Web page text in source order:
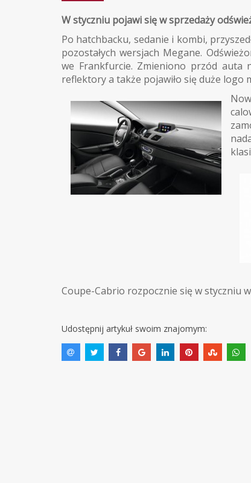
W styczniu pojawi się w sprzedaży
Po hatchbacku, sedanie i kombi,
pozostałych wersjach Megane.
we Frankfurcie. Zmieniono przód auta
reflektory a także pojawiło się duże logo
Coupe-Cabrio rozpocznie się w styczniu
Udostępnij artykuł swoim znajomym: